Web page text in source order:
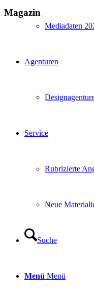
Mediadaten
Agenturen
Service
Rubrizierte
Neue
Suche
Menü Menü
Magazin